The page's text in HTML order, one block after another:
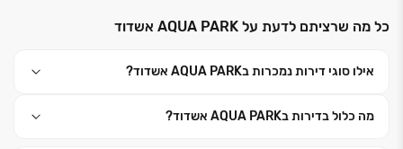
תעופה ועוד. מתחמי מסחר/נכסים מניבים - בבעלות
ומתחמי לוגיסטיקה. התחדשות עירונית - החברה שותפה
זכרון יעקב, חדרה, ת״א-יפו. ראשיתה של החברה בתחילת
כל מה שרציתם לדעת על AQUA PARK אשדוד
אילו סוגי דירות נמכרות בAQUA PARK אשדוד?
מה כלול בדירות בAQUA PARK אשדוד?